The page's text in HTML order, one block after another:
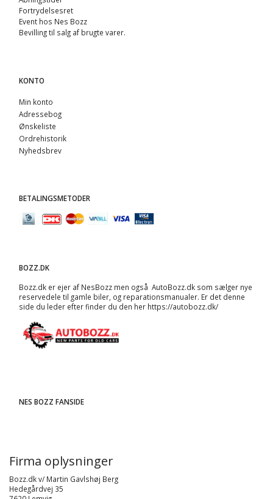
Fortrydelsesret
Event hos Nes Bozz
Bevilling til salg af brugte varer.
KONTO
Min konto
Adressebog
Ønskeliste
Ordrehistorik
Nyhedsbrev
BETALINGSMETODER
BOZZ.DK
Bozz.dk er ejer af NesBozz men også AutoBozz.dk som sælger nye
reservedele til gamle biler, og reparationsmanualer. Er det denne
side du leder efter finder du den her https://autobozz.dk/
NES BOZZ FANSIDE
Firma oplysninger
Bozz.dk v/ Martin Gavlshøj Berg
Hedegårdvej 35